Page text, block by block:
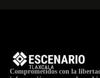
Comprometidos con la